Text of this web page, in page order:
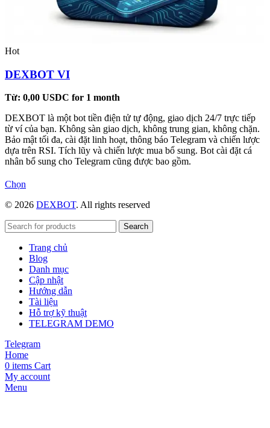
Hot
DEXBOT VI
Từ: 0,00 USDC for 1 month
DEXBOT là một bot tiền điện tử tự động, giao dịch 24/7 trực tiếp
từ ví của bạn. Không sàn giao dịch, không trung gian, không chặn.
Bảo mật tối đa, cài đặt linh hoạt, thông báo Telegram và chiến lược
dựa trên RSI. Tích lũy và chiến lược mua bổ sung. Bot cài đặt cá
nhân bổ sung cho Telegram cũng được bao gồm.
Chọn
này
nhiều
thể.
Các
tùy
chọn
có
thể
được
chọn
trang
sản
phẩm
© 2026 DEXBOT. All rights reserved
Search
Trang chủ
Blog
Danh mục
Cập nhật
Hướng dẫn
Tài liệu
Hỗ trợ kỹ thuật
TELEGRAM DEMO
Telegram
Home
0 items Cart
My account
Menu